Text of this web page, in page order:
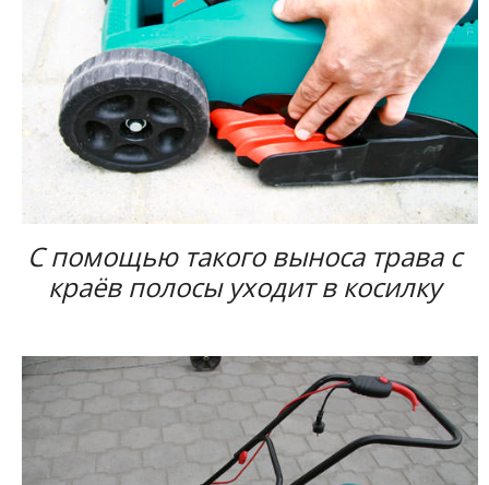
С помощью такого выноса трава с
краёв полосы уходит в косилку